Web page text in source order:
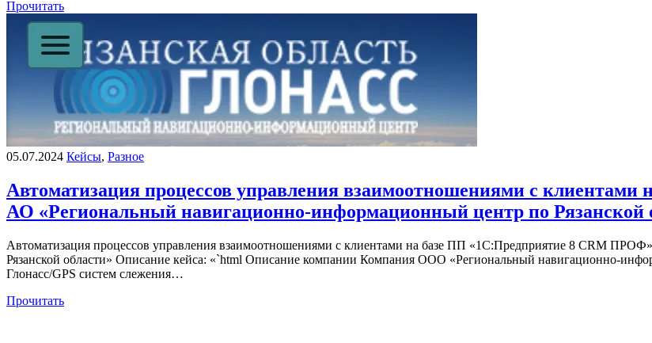
Прочитать
05.07.2024 Кейсы, Разное
Автоматизация процессов управления взаимоотношениями с
АО «Региональный навигационно-информационный центр по Рязанской
Автоматизация процессов управления взаимоотношениями с клиентами на базе ПП «1С:Предприятие 8 CRM
Рязанской области» Описание кейса: «`html Описание компании Компания ООО «Региональный навигационно-
Глонасс/GPS систем слежения…
Прочитать